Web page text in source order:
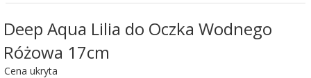
Deep Aqua Lilia do Oczka Wodnego
Różowa 17cm
Cena ukryta